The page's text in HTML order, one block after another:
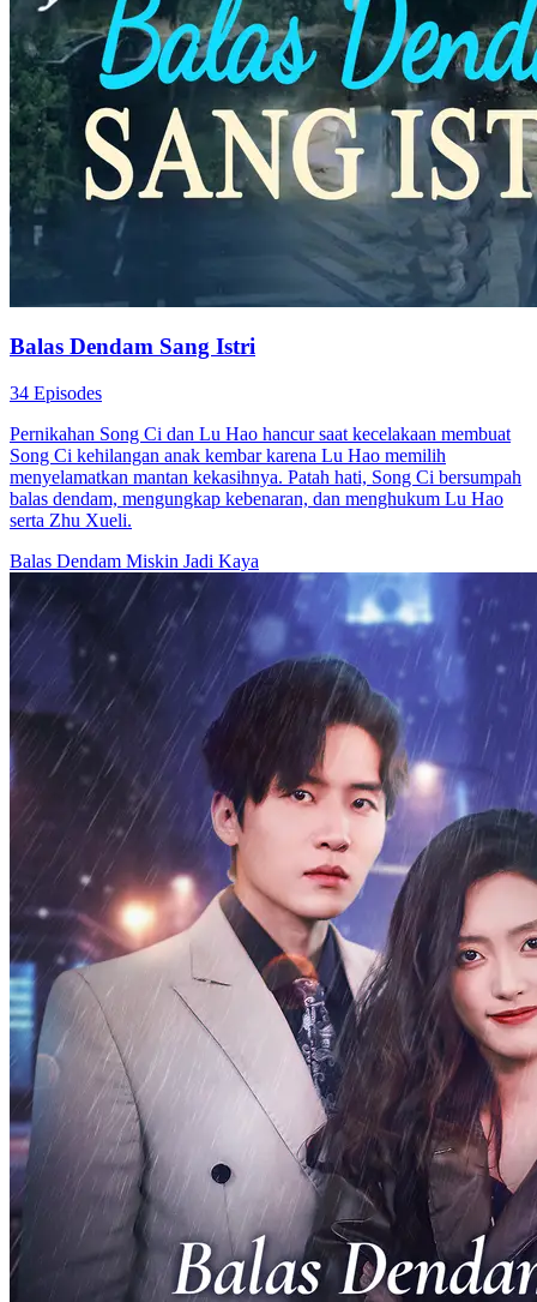
Balas DendamTeka-Teki Identitas
Balas Dendam untuk Ibu
35 Episodes
Demi balas dendam atas kematian ibunya, Ayu Ramadhani ubah
wajahnya mirip rival dan menyusup ke lingkaran Tuan Muda Rizky
sebagai pengganti. Dengan identitas baru, ia mulai rencana balas
dendam penuh risiko untuk ungkap kebenaran di balik kematian
ibunya.
Pemeran Utama Wanita KuatRomansaPertumbuhan Wanita